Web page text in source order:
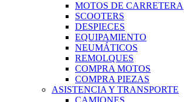
MOTOS DE CARRETERA
SCOOTERS
DESPIECES
EQUIPAMIENTO
NEUMÁTICOS
REMOLQUES
COMPRA MOTOS
COMPRA PIEZAS
ASISTENCIA Y TRANSPORTE
CAMIONES